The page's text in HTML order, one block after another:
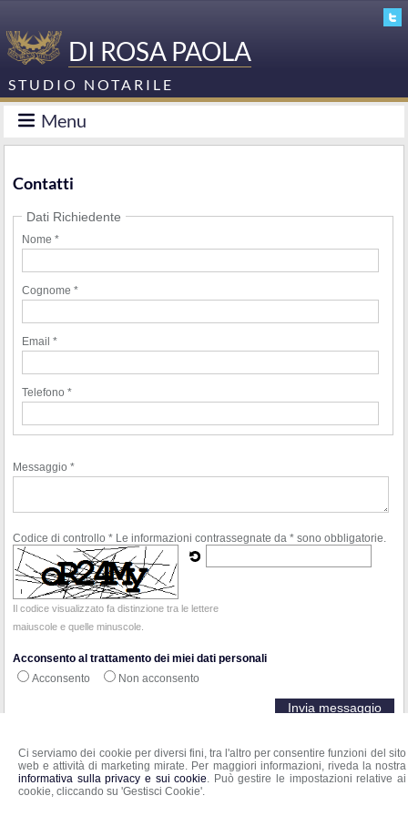
Ci serviamo dei cookie per diversi fini, tra l'altro per consentire funzioni del sito
web e attività di marketing mirate. Per maggiori informazioni, riveda la nostra
informativa sulla privacy e sui cookie. Può gestire le impostazioni relative ai
cookie, cliccando su 'Gestisci Cookie'.
DI ROSA PAOLA
STUDIO NOTARILE
Menu
Contatti
Dati Richiedente
Nome *
Cognome *
Email *
Telefono *
Messaggio *
Codice di controllo *
Il codice visualizzato fa distinzione tra le lettere
maiuscole e quelle minuscole.
Le informazioni contrassegnate da * sono obbligatorie.
Acconsento al trattamento dei miei dati personali
Acconsento
Non acconsento
Notaio Paola Di Rosa
Sede principale: Viale Roma, 6 - Anagni, FR 03012
Sede secondaria: Via Piero Gobetti, 7 - Colleferro RM 00034